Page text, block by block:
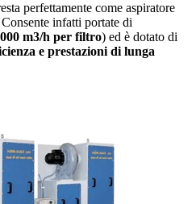
perfettamente come aspiratore
infatti portate di
m3/h per filtro) ed è dotato di
e prestazioni di lunga